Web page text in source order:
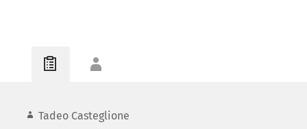
Tadeo Casteglione